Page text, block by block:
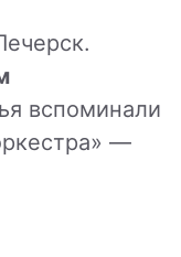
вспоминали
—